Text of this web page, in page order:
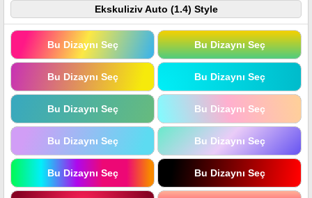
Ekskuliziv Auto (1.4) Style
Bu Dizaynı Seç Bu Dizaynı Seç
Bu Dizaynı Seç Bu Dizaynı Seç
Bu Dizaynı Seç Bu Dizaynı Seç
Bu Dizaynı Seç Bu Dizaynı Seç
Bu Dizaynı Seç Bu Dizaynı Seç